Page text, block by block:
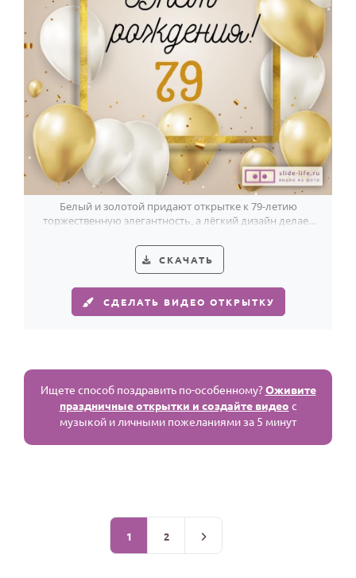
Белый и золотой придают открытке к 79-летию
торжественную элегантность, а лёгкий дизайн делает
СКАЧАТЬ
СДЕЛАТЬ ВИДЕО ОТКРЫТКУ
Ищете способ поздравить по-особенному?Оживите
праздничные открытки и создайте видео с
музыкой и личными пожеланиями за 5 минут
1 2